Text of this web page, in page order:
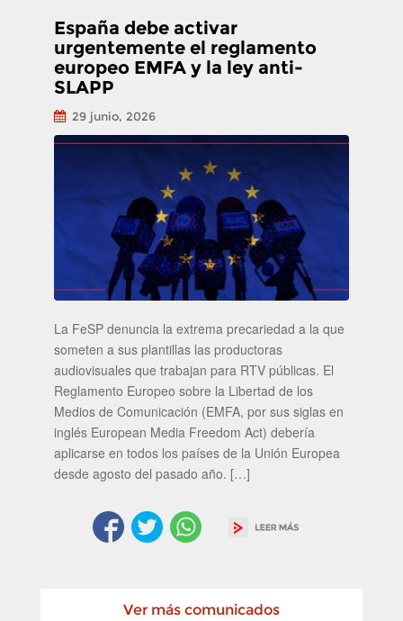
España debe activar
urgentemente el reglamento
europeo EMFA y la ley anti-
SLAPP
29 junio, 2026
La FeSP denuncia la extrema precariedad a la que
someten a sus plantillas las productoras
audiovisuales que trabajan para RTV públicas. El
Reglamento Europeo sobre la Libertad de los
Medios de Comunicación (EMFA, por sus siglas en
inglés European Media Freedom Act) debería
aplicarse en todos los países de la Unión Europea
desde agosto del pasado año. […]
Ver más comunicados